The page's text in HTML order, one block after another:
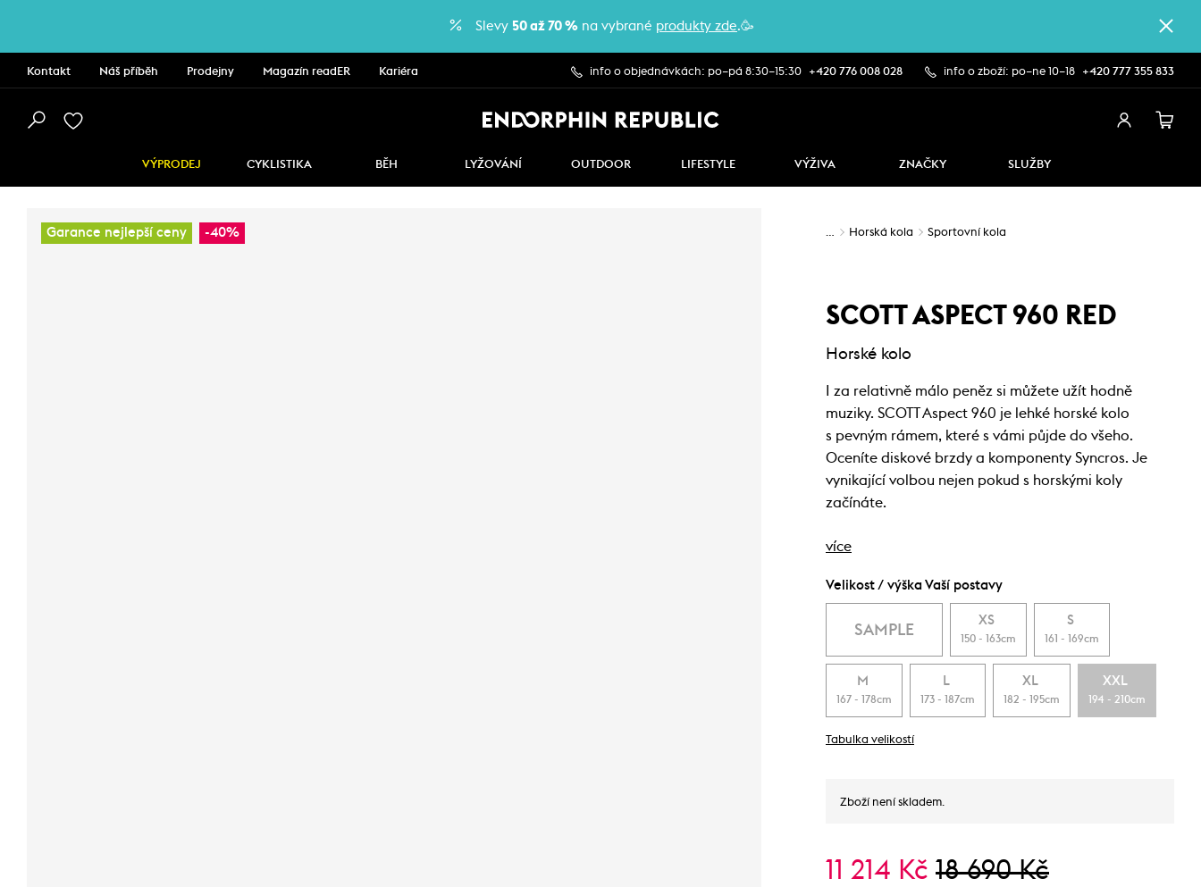
Slevy 50 až 70 % na vybrané produkty zde.🥳
Kontakt Náš příběh Prodejny Magazín readER Kariéra info o objednávkách: po–pá 8:30–15:30 +420 776 008 028 info o zboží: po–ne 10–18 +420 777 355 833
VÝPRODEJ CYKLISTIKA BĚH LYŽOVÁNÍ OUTDOOR LIFESTYLE VÝŽIVA ZNAČKY SLUŽBY
Garance nejlepší ceny -40% … Horská kola Sportovní kola
SCOTT ASPECT 960 RED
Horské kolo
I za relativně málo peněz si můžete užít hodně
muziky. SCOTT Aspect 960 je lehké horské kolo
s pevným rámem, které s vámi půjde do všeho.
Oceníte diskové brzdy a komponenty Syncros. Je
vynikající volbou nejen pokud s horskými koly
začínáte.
více
Velikost / výška Vaší postavy
SAMPLE
XS
150 - 163cm
S
161 - 169cm
M
167 - 178cm
L
173 - 187cm
XL
182 - 195cm
XXL
194 - 210cm
Tabulka velikostí
Zboží není skladem.
11 214 Kč 18 690 Kč